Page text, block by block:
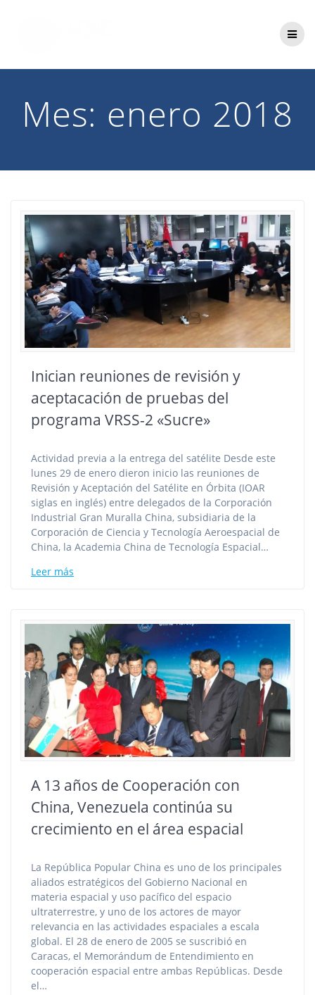
Mes: enero 2018
Inician reuniones de revisión y
aceptacación de pruebas del
programa VRSS-2 «Sucre»
Actividad previa a la entrega del satélite Desde este
lunes 29 de enero dieron inicio las reuniones de
Revisión y Aceptación del Satélite en Órbita (IOAR
siglas en inglés) entre delegados de la Corporación
Industrial Gran Muralla China, subsidiaria de la
Corporación de Ciencia y Tecnología Aeroespacial de
China, la Academia China de Tecnología Espacial…
Leer más
A 13 años de Cooperación con
China, Venezuela continúa su
crecimiento en el área espacial
La República Popular China es uno de los principales
aliados estratégicos del Gobierno Nacional en
materia espacial y uso pacífico del espacio
ultraterrestre, y uno de los actores de mayor
relevancia en las actividades espaciales a escala
global. El 28 de enero de 2005 se suscribió en
Caracas, el Memorándum de Entendimiento en
cooperación espacial entre ambas Repúblicas. Desde
el…